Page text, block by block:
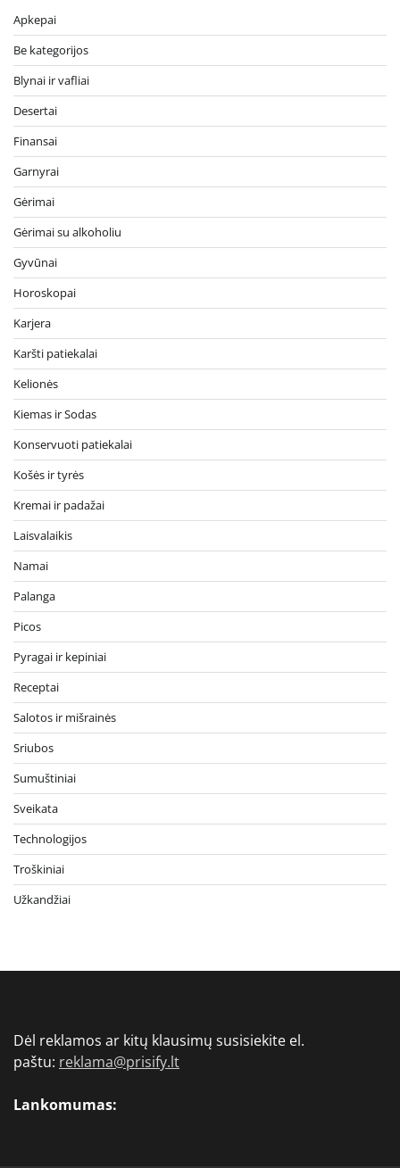
Apkepai
Be kategorijos
Blynai ir vafliai
Desertai
Finansai
Garnyrai
Gėrimai
Gėrimai su alkoholiu
Gyvūnai
Horoskopai
Karjera
Karšti patiekalai
Kelionės
Kiemas ir Sodas
Konservuoti patiekalai
Košės ir tyrės
Kremai ir padažai
Laisvalaikis
Namai
Palanga
Picos
Pyragai ir kepiniai
Receptai
Salotos ir mišrainės
Sriubos
Sumuštiniai
Sveikata
Technologijos
Troškiniai
Užkandžiai
Dėl reklamos ar kitų klausimų susisiekite el.
paštu: reklama@prisify.lt
Lankomumas: